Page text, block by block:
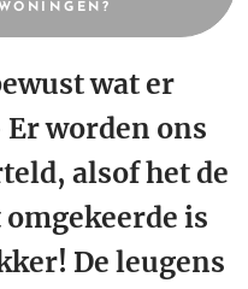
wat er
worden ons
alsof het de
omgekeerde is
De leugens